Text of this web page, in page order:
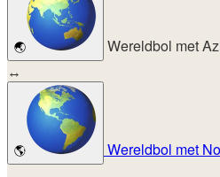
🌏
Wereldbol met
↔
🌎
Wereldbol met